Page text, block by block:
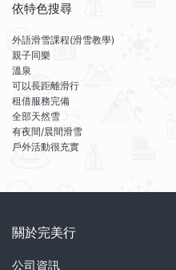
依特色搜尋
外語滑雪課程(滑雪教學)
親子同樂
溫泉
可以長距離滑行
租借服務完備
全部天然雪
有夜間/晨間滑雪
戶外活動很充實
關於完美行
公司資訊